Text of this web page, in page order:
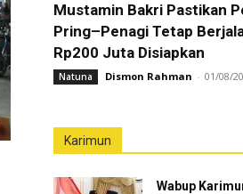
Mustamin Bakri Pastikan
Pring–Penagi Tetap
Rp200 Juta Disiapkan
Natuna Dismon Rahman - 01/08/
Karimun
Wabup